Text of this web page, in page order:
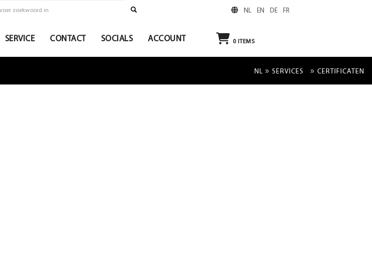
NL EN DE FR
SERVICE CONTACT SOCIALS ACCOUNT 0ITEMS
NL » SERVICES » CERTIFICATEN